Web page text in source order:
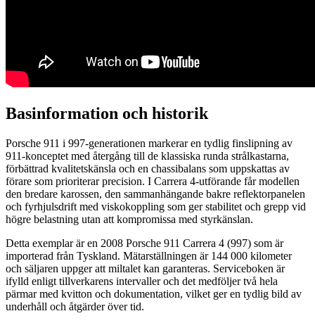
Basinformation och historik
Porsche 911 i 997-generationen markerar en tydlig finslipning av
911-konceptet med återgång till de klassiska runda strålkastarna,
förbättrad kvalitetskänsla och en chassibalans som uppskattas av
förare som prioriterar precision. I Carrera 4-utförande får modellen
den bredare karossen, den sammanhängande bakre reflektorpanelen
och fyrhjulsdrift med viskokoppling som ger stabilitet och grepp vid
högre belastning utan att kompromissa med styrkänslan.
Detta exemplar är en 2008 Porsche 911 Carrera 4 (997) som är
importerad från Tyskland. Mätarställningen är 144 000 kilometer
och säljaren uppger att miltalet kan garanteras. Serviceboken är
ifylld enligt tillverkarens intervaller och det medföljer två hela
pärmar med kvitton och dokumentation, vilket ger en tydlig bild av
underhåll och åtgärder över tid.